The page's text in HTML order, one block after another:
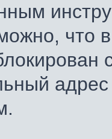
что